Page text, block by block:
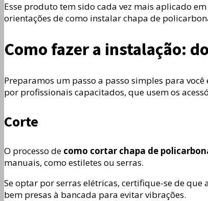
Esse produto tem sido cada vez mais aplicado
orientações de como instalar chapa de
Como fazer a instalação:
Preparamos um passo a passo simples para
por profissionais capacitados, que usem os
Corte
O processo de como cortar chapa de
manuais, como estiletes ou serras.
Se optar por serras elétricas, certifique-se de que
bem presas à bancada para evitar vibrações.